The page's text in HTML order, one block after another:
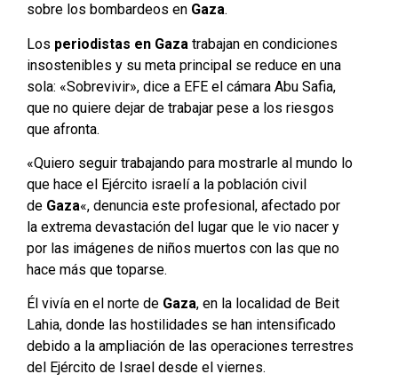
sobre los bombardeos en Gaza.
Los periodistas en Gaza trabajan en condiciones
insostenibles y su meta principal se reduce en una
sola: «Sobrevivir», dice a EFE el cámara Abu Safia,
que no quiere dejar de trabajar pese a los riesgos
que afronta.
«Quiero seguir trabajando para mostrarle al mundo lo
que hace el Ejército israelí a la población civil
de Gaza«, denuncia este profesional, afectado por
la extrema devastación del lugar que le vio nacer y
por las imágenes de niños muertos con las que no
hace más que toparse.
Él vivía en el norte de Gaza, en la localidad de Beit
Lahia, donde las hostilidades se han intensificado
debido a la ampliación de las operaciones terrestres
del Ejército de Israel desde el viernes.